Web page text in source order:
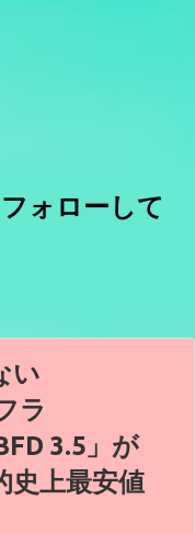
ォローして
い
ラ
3.5」が
史上最安値